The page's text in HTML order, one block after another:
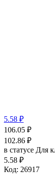
5.58 ₽
106.05 ₽
102.86 ₽
в статусе Для
5.58 ₽
Код: 26917